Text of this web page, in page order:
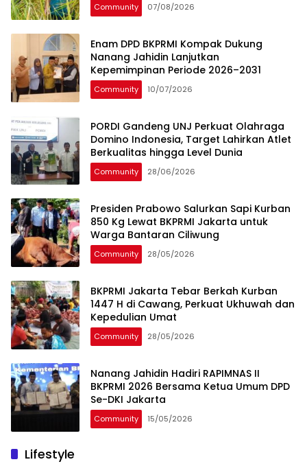
Community 07/08/2026
Enam DPD BKPRMI Kompak Dukung
Nanang Jahidin Lanjutkan
Kepemimpinan Periode 2026–2031
Community 10/07/2026
PORDI Gandeng UNJ Perkuat Olahraga
Domino Indonesia, Target Lahirkan Atlet
Berkualitas hingga Level Dunia
Community 28/06/2026
Presiden Prabowo Salurkan Sapi Kurban
850 Kg Lewat BKPRMI Jakarta untuk
Warga Bantaran Ciliwung
Community 28/05/2026
BKPRMI Jakarta Tebar Berkah Kurban
1447 H di Cawang, Perkuat Ukhuwah dan
Kepedulian Umat
Community 28/05/2026
Nanang Jahidin Hadiri RAPIMNAS II
BKPRMI 2026 Bersama Ketua Umum DPD
Se-DKI Jakarta
Community 15/05/2026
Lifestyle